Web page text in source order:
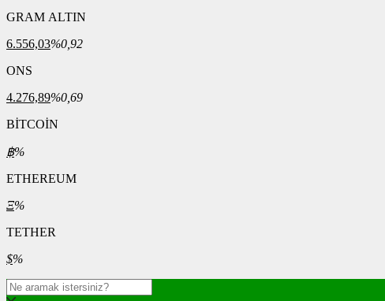
GRAM ALTIN
6.556,03%0,92
ONS
4.276,89%0,69
BİTCOİN
฿%
ETHEREUM
Ξ%
TETHER
$%